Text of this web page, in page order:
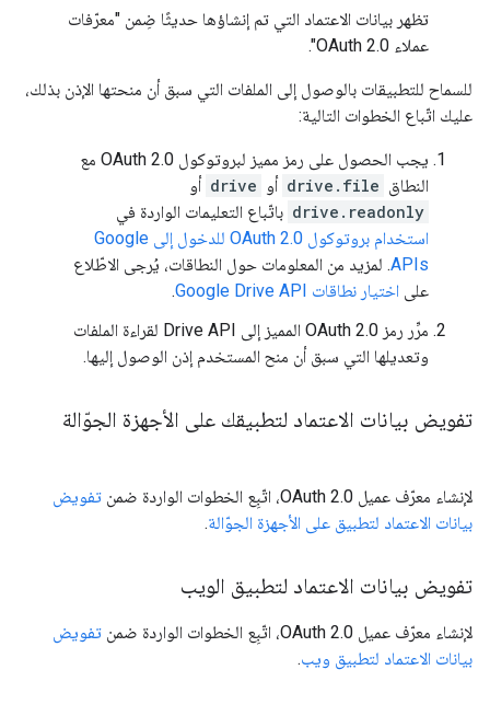
تظهر بيانات الاعتماد التي تم إنشاؤها حديثًا ضِمن "معرّفات
عملاء OAuth 2.0".
للسماح للتطبيقات بالوصول إلى الملفات التي سبق أن منحتها الإذن بذلك،
عليك اتّباع الخطوات التالية:
يجب الحصول على رمز مميز لبروتوكول OAuth 2.0 مع
النطاق drive.file أو drive أو
drive.readonly باتّباع التعليمات الواردة في
استخدام بروتوكول OAuth 2.0 للدخول إلى Google
APIs. لمزيد من المعلومات حول النطاقات، يُرجى الاطّلاع
على اختيار نطاقات Google Drive API
.
مرِّر رمز OAuth 2.0 المميز إلى Drive API لقراءة الملفات
وتعديلها التي سبق أن منح المستخدم إذن الوصول إليها.
تفويض بيانات الاعتماد لتطبيقك على الأجهزة الجوّالة
لإنشاء معرّف عميل OAuth 2.0، اتّبِع الخطوات الواردة ضمن
تفويض
بيانات الاعتماد لتطبيق على الأجهزة الجوّالة.
تفويض بيانات الاعتماد لتطبيق الويب
لإنشاء معرّف عميل OAuth 2.0، اتّبِع الخطوات الواردة ضمن
تفويض
بيانات الاعتماد لتطبيق ويب.